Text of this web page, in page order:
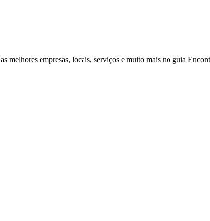
melhores empresas, locais, serviços e muito mais no guia